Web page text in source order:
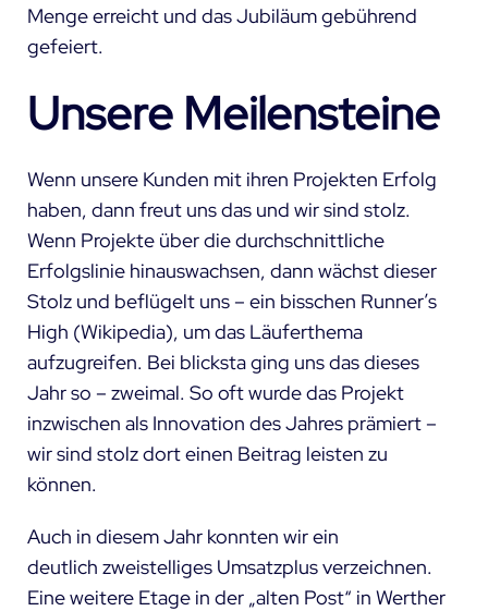
Menge erreicht und dasJubiläum gebührend
gefeiert.
Unsere Meilensteine
Wenn unsere Kunden mit ihren Projekten Erfolg
haben, dann freut uns das und wir sind stolz.
Wenn Projekte über die durchschnittliche
Erfolgslinie hinauswachsen, dann wächst dieser
Stolz und beflügelt uns – ein bisschen Runner’s
High (Wikipedia), um das Läuferthema
aufzugreifen. Bei blickstaging uns das dieses
Jahr so – zweimal. So oft wurde das Projekt
inzwischen als Innovation des Jahres prämiert –
wir sind stolz dort einen Beitrag leisten zu
können.
Auch in diesem Jahr konnten wir ein
deutlich zweistelliges Umsatzplus verzeichnen.
Eine weitere Etage in der „alten Post“ in Werther